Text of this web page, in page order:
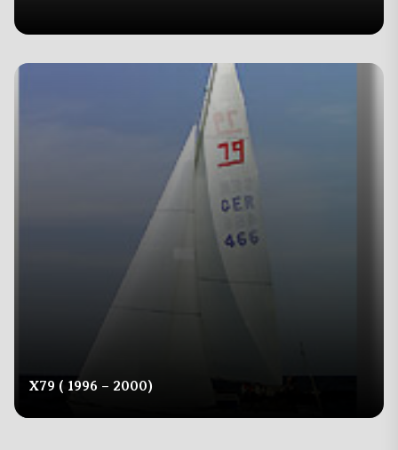
X79 ( 1996 – 2000)